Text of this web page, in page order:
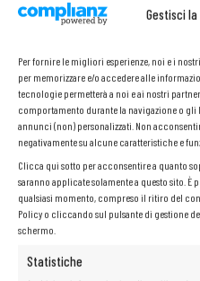
Gestisci
Per fornire le migliori esperienze, noi e i
per memorizzare e/o accedere alle
tecnologie permetterà a noi e ai nostri
comportamento durante la navigazione o gli
annunci (non) personalizzati. Non
negativamente su alcune caratteristiche e
Clicca qui sotto per acconsentire a quanto
saranno applicate solamente a questo sito.
qualsiasi momento, compreso il ritiro del
Policy o cliccando sul pulsante di gestione
schermo.
Statistiche